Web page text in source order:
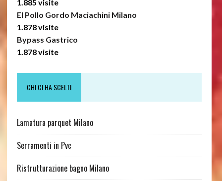
1.885 visite
El Pollo Gordo Maciachini Milano
1.878 visite
Bypass Gastrico
1.878 visite
CHI CI HA SCELTI
Lamatura parquet Milano
Serramenti in Pvc
Ristrutturazione bagno Milano